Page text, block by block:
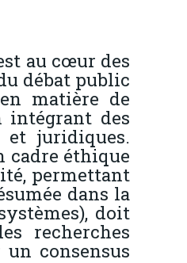
au cœur des
débat public
matière de
intégrant des
et juridiques.
cadre éthique
permettant
dans la
doit
recherches
consensus